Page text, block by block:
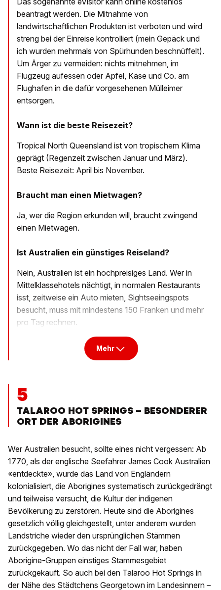
beantragt werden. Die Mitnahme von
landwirtschaftlichen Produkten ist verboten und wird
streng bei der Einreise kontrolliert (mein Gepäck und
ich wurden mehrmals von Spürhunden beschnüffelt).
Um Ärger zu vermeiden: nichts mitnehmen, im
Flugzeug aufessen oder Apfel, Käse und Co. am
Flughafen in die dafür vorgesehenen Mülleimer
entsorgen.
Wann ist die beste Reisezeit?
Tropical North Queensland ist von tropischem Klima
geprägt (Regenzeit zwischen Januar und März).
Beste Reisezeit: April bis November.
Braucht man einen Mietwagen?
Ja, wer die Region erkunden will, braucht zwingend
einen Mietwagen.
Ist Australien ein günstiges Reiseland?
Nein, Australien ist ein hochpreisiges Land. Wer in
Mittelklassehotels nächtigt, in normalen Restaurants
isst, zeitweise ein Auto mieten, Sightseeingspots
besucht, muss mit mindestens 150 Franken und mehr
pro Tag rechnen.
Mehr
5
TALAROO HOT SPRINGS – BESONDERER
ORT DER ABORIGINES
Wer Australien besucht, sollte eines nicht vergessen: Ab
1770, als der englische Seefahrer James Cook Australien
«entdeckte», wurde das Land von Engländern
kolonialisiert, die Aborigines systematisch zurückgedrängt
und teilweise versucht, die Kultur der indigenen
Bevölkerung zu zerstören. Heute sind die Aborigines
gesetzlich völlig gleichgestellt, unter anderem wurden
Landstriche wieder den ursprünglichen Stämmen
zurückgegeben. Wo das nicht der Fall war, haben
Aborigine-Gruppen einstiges Stammesgebiet
zurückgekauft. So auch bei den Talaroo Hot Springs in
der Nähe des Städtchens Georgetown im Landesinnern –